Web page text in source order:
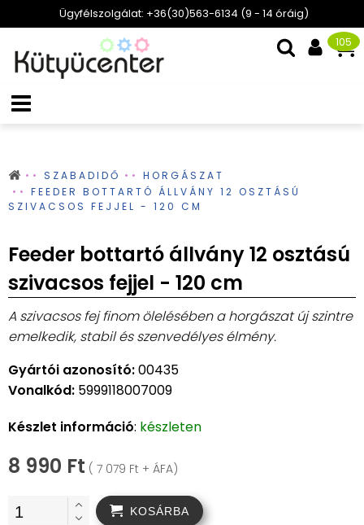
Ügyfélszolgálat: +36(30)563-6134 (9 - 14 óráig)
105
SZABADIDŐ
HORGÁSZAT
FEEDER BOTTARTÓ ÁLLVÁNY 12 OSZTÁSÚ
SZIVACSOS FEJJEL - 120 CM
Feeder bottartó állvány 12 osztású
szivacsos fejjel - 120 cm
A szivacsos fej finom ölelésében a horgászat új szintre
emelkedik, stabil és szenvedélyes élmény.
Gyártói azonosító:00435
Vonalkód: 5999118007009
Készlet információ: készleten
8 990 Ft ( 7 079 Ft + ÁFA)
KOSÁRBA